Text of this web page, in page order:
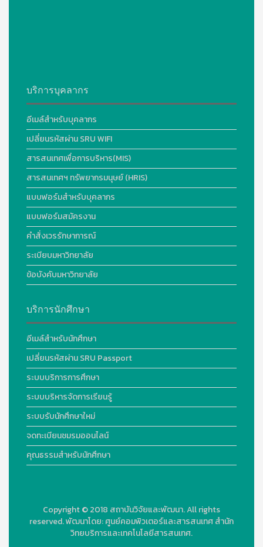
บริการบุคลากร
อีเมล์สำหรับบุคลากร
เปลี่ยนรหัสผ่าน SRU WIFI
สารสนเทศเพื่อการบริหาร(MIS)
สารสนเทศฯ ทรัพยากรมนุษย์ (HRIS)
แบบฟอร์มสำหรับบุคลากร
แบบฟอร์มสมัครงาน
คำสั่งเวรรักษาการณ์
ระเบียบมหาวิทยาลัย
ข้อบังคับมหาวิทยาลัย
บริการนักศึกษา
อีเมล์สำหรับนักศึกษา
เปลี่ยนรหัสผ่าน SRU Passport
ระบบบริการการศึกษา
ระบบบริหารจัดการเรียนรู้
ระบบรับนักศึกษาใหม่
จดทะเบียนชมรมออนไลน์
คุณธรรมสำหรับนักศึกษา
Copyright © 2018 สถาบันวิจัยและพัฒนา. All rights
reserved.พัฒนาโดย:ศูนย์คอมพิวเตอร์และสารสนเทศ สำนัก
วิทยบริการและเทคโนโลยีสารสนเทศ.